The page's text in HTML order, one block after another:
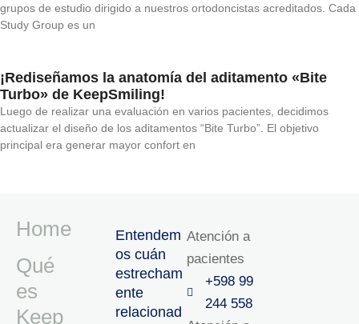
grupos de estudio dirigido a nuestros ortodoncistas acreditados. Cada
Study Group es un
¡Rediseñamos la anatomía del aditamento «Bite
Turbo» de KeepSmiling!
Luego de realizar una evaluación en varios pacientes, decidimos
actualizar el diseño de los aditamentos “Bite Turbo”. El objetivo
principal era generar mayor confort en
Home
Qué
es
Keep
Entendem
os cuán
estrecham
ente
relacionad
Atención a
pacientes
+598 99
244 558